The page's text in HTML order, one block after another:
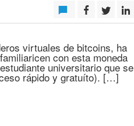
virtuales de bitcoins, ha
con esta moneda
universitario que se
rápido y gratuíto). […]